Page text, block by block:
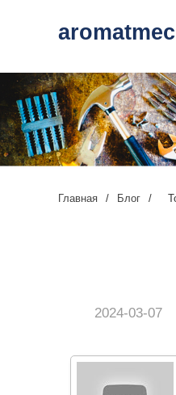
Главная / Блог /
2024-03-07